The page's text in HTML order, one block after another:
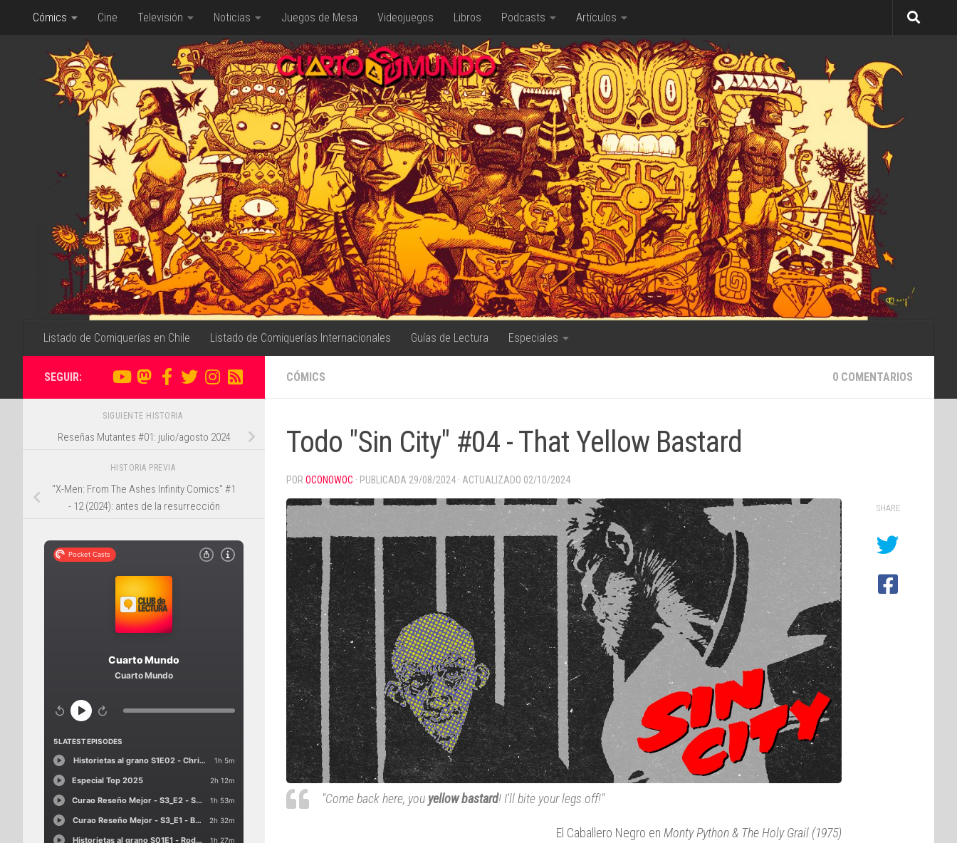
Saltar al contenido
Cómics Cine Televisión Noticias Juegos de Mesa Videojuegos Libros Podcasts Artículos
Listado de Comiquerías en Chile Listado de Comiquerías Internacionales Guías de Lectura Especiales
CÓMICS 0 COMENTARIOS
Todo "Sin City" #04 - That Yellow Bastard
POR OCONOWOC · PUBLICADA 29/08/2024 · ACTUALIZADO 02/10/2024
"Come back here, you yellow bastard! I'll bite your legs off!"
El Caballero Negro en Monty Python & The Holy Grail (1975)
SHARE
SEGUIR:
SIGUIENTE HISTORIA
Reseñas Mutantes #01: julio/agosto 2024
HISTORIA PREVIA
"X-Men: From The Ashes Infinity Comics" #1
- 12 (2024): antes de la resurrección